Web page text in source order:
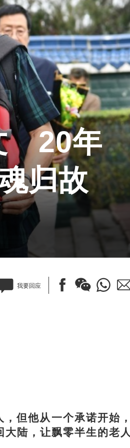
20年
归故
我要回应
但他从一个承诺开始，
陆，让飘零半生的老人